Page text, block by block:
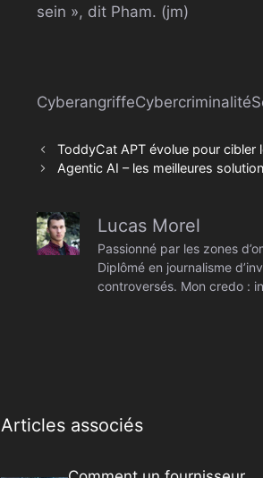
sein », dit Pham. (jm)
CyberangriffeCybercriminalité
ToddyCat APT évolue pour
Agentic AI – les meilleures
Lucas Morel
Passionné par les zones
Diplômé en journalisme
controversés. Mon credo :
Articles associés